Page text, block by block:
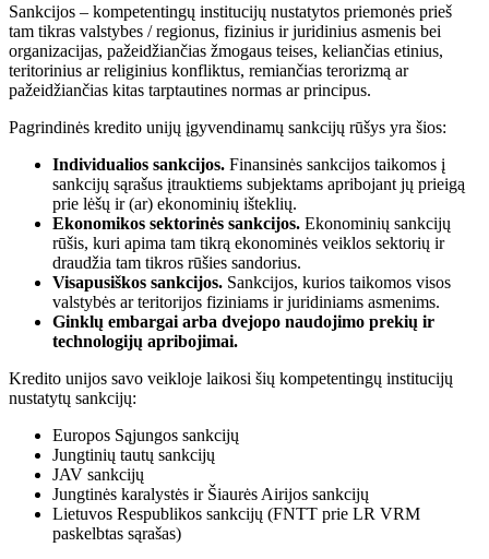
Sankcijos – kompetentingų institucijų nustatytos priemonės prieš
tam tikras valstybes / regionus, fizinius ir juridinius asmenis bei
organizacijas, pažeidžiančias žmogaus teises, keliančias etinius,
teritorinius ar religinius konfliktus, remiančias terorizmą ar
pažeidžiančias kitas tarptautines normas ar principus.
Pagrindinės kredito unijų įgyvendinamų sankcijų rūšys yra šios:
Individualios sankcijos. Finansinės sankcijos taikomos į
sankcijų sąrašus įtrauktiems subjektams apribojant jų prieigą
prie lėšų ir (ar) ekonominių išteklių.
Ekonomikos sektorinės sankcijos. Ekonominių sankcijų
rūšis, kuri apima tam tikrą ekonominės veiklos sektorių ir
draudžia tam tikros rūšies sandorius.
Visapusiškos sankcijos. Sankcijos, kurios taikomos visos
valstybės ar teritorijos fiziniams ir juridiniams asmenims.
Ginklų embargai arba dvejopo naudojimo prekių ir
technologijų apribojimai.
Kredito unijos savo veikloje laikosi šių kompetentingų institucijų
nustatytų sankcijų:
Europos Sąjungos sankcijų
Jungtinių tautų sankcijų
JAV sankcijų
Jungtinės karalystės ir Šiaurės Airijos sankcijų
Lietuvos Respublikos sankcijų (FNTT prie LR VRM
paskelbtas sąrašas)